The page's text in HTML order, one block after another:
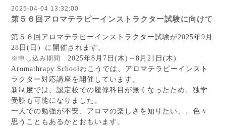
2025-04-04 13:32:00
第５６回アロマテラピーインストラクター試験に向けて
第５６回アロマテラピーインストラクター試験が2025年9月
28日(日）に開催されます。
※申し込み期間 2025年8月7日(木)～8月21日(木)
Aromathrapy Schoolわこうでは、アロマテラピーインスト
ラクター対応講座を開催しています。
新制度では、認定校での履修科目が無くなったため、独学
受験も可能になりました。
一人での勉強が不安、アロマの楽しさを知りたい、、色々
思うこともあるかとおもいます。